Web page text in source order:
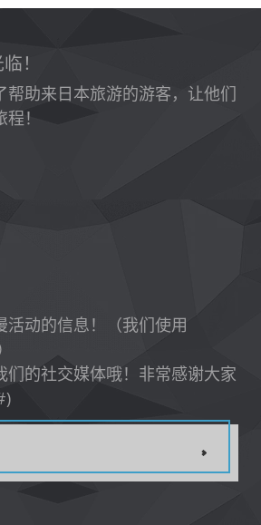
！
帮助来日本旅游的游客，让他们
！
活动的信息！（我们使用
们的社交媒体哦！非常感谢大家